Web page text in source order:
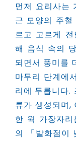
먼저 요리사는
근 모양의 주
르고 고르게
해 음식 속의
되면서 풍미를
마무리 단계에
리에 두릅니다.
류가 생성되며,
한 웍 가장자
의 「발화점이